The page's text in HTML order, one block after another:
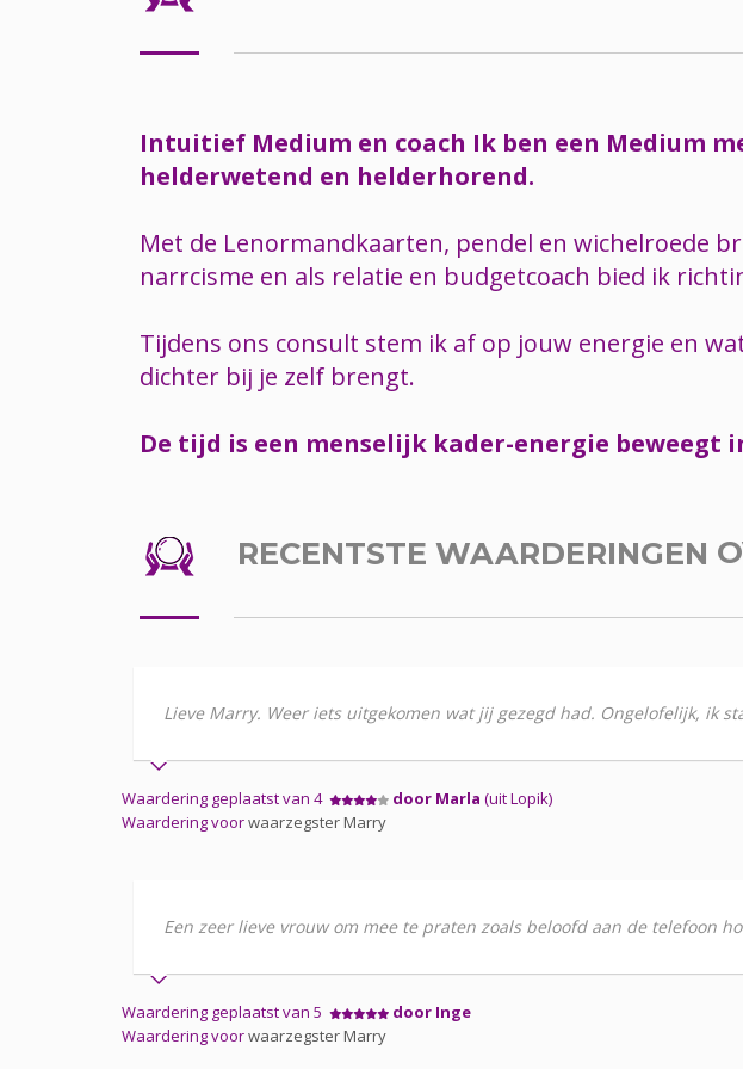
Intuitief Medium en coach Ik ben een Medium
helderwetend en helderhorend.
Met de Lenormandkaarten, pendel en wichelroede
narrcisme en als relatie en budgetcoach bied ik
Tijdens ons consult stem ik af op jouw energie en
dichter bij je zelf brengt.
De tijd is een menselijk kader-energie beweegt
RECENTSTE WAARDERINGEN
Lieve Marry. Weer iets uitgekomen wat jij gezegd had. Ongelofelijk, ik
Waardering geplaatst van 4 door Marla (uit Lopik)
Waardering voorwaarzegster Marry
Een zeer lieve vrouw om mee te praten zoals beloofd aan de telefoon
Waardering geplaatst van 5
door Inge
Waardering voorwaarzegster Marry